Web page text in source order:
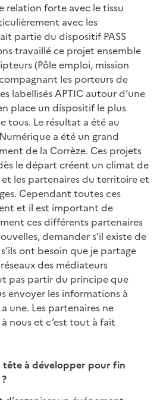
relation forte avec le tissu
avec les
partie du dispositif PASS
travaillé ce projet ensemble
(Pôle emploi, mission
les porteurs de
labellisés APTIC autour d’une
place un dispositif le plus
tous. Le résultat a été au
a été un grand
de la Corrèze. Ces projets
le départ créent un climat de
les partenaires du territoire et
Cependant toutes ces
et il est important de
ces différents partenaires
demander s’il existe de
ont besoin que je partage
des médiateurs
pas partir du principe que
envoyer les informations à
une. Les partenaires ne
nous et c’est tout à fait
à développer pour fin